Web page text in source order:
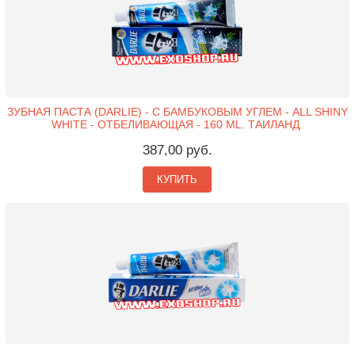
ЗУБНАЯ ПАСТА (DARLIE) - С БАМБУКОВЫМ УГЛЕМ - ALL SHINY
WHITE - ОТБЕЛИВАЮЩАЯ - 160 ML. ТАИЛАНД.
387,00 руб.
КУПИТЬ